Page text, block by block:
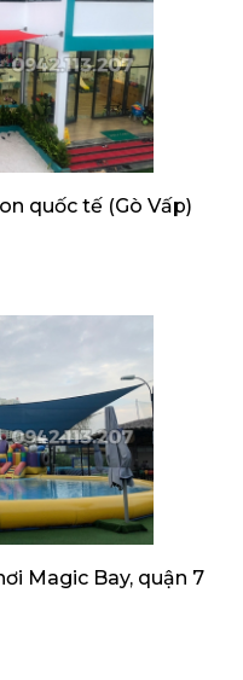
quốc tế (Gò Vấp)
Magic Bay, quận 7